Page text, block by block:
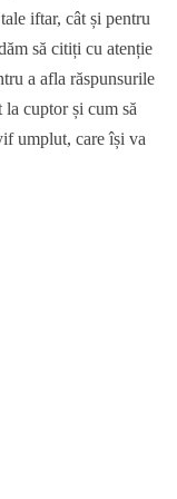
iftar, cât și pentru
să citiți cu atenție
a afla răspunsurile
cuptor și cum să
umplut, care își va